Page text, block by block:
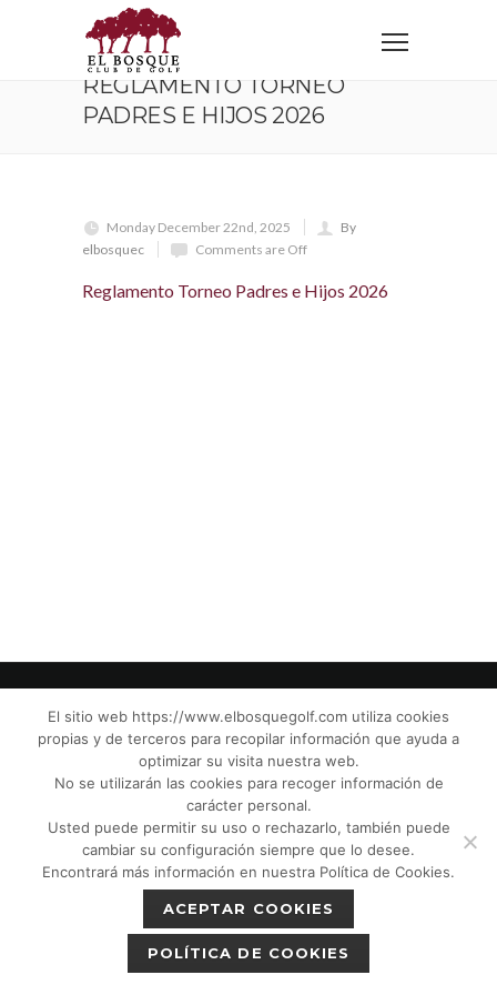
Home Reglamento Torneo Padres e Hijos 2026
REGLAMENTO TORNEO
PADRES E HIJOS 2026
Monday December 22nd, 2025
By
elbosquec
Comments are Off
Reglamento Torneo Padres e Hijos 2026
© El Bosque Golf Club |Legal Notice|
Privacy Policy|Cookies Policy|Política de
devoluciones|Tic Camaras
Protection CPM”|
El sitio web https://www.elbosquegolf.com utiliza cookies
propias y de terceros para recopilar información que ayuda a
optimizar su visita nuestra web.
No se utilizarán las cookies para recoger información de
carácter personal.
Usted puede permitir su uso o rechazarlo, también puede
cambiar su configuración siempre que lo desee.
Encontrará más información en nuestra Política de Cookies.
ACEPTAR COOKIES
POLÍTICA DE COOKIES